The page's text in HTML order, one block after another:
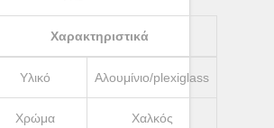
Χαρακτηριστικά
Υλικό Αλουμίνιο/plexiglass
Χρώμα Χαλκός